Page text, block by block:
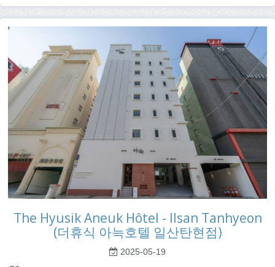
The Hyusik Aneuk Hôtel - Ilsan Tanhyeon
(더휴식 아늑호텔 일산탄현점)
2025-05-19